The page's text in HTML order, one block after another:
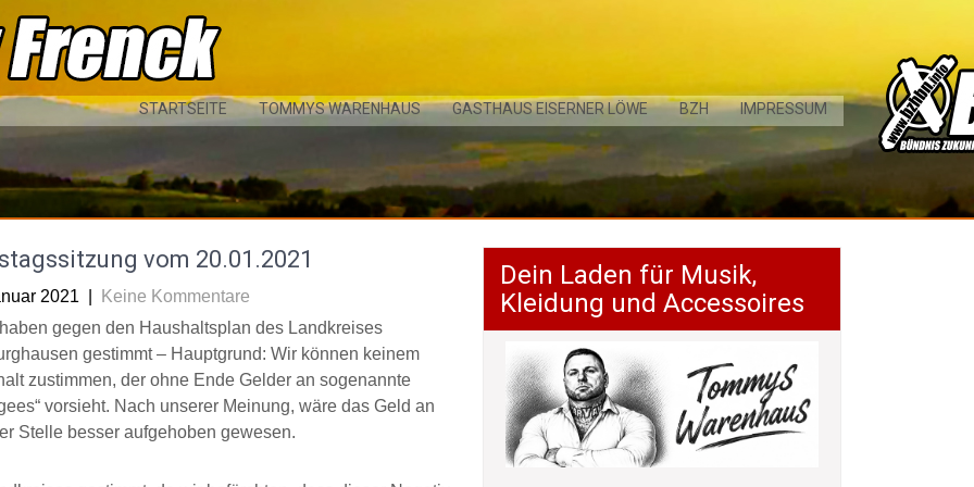
STARTSEITE TOMMYS WARENHAUS GASTHAUS EISERNER LÖWE BZH IMPRESSUM
vom 20.01.2021
2021
Keine Kommentare
gegen den Haushaltsplan des Landkreises
gestimmt – Hauptgrund: Wir können keinem
zustimmen, der ohne Ende Gelder an sogenannte
vorsieht. Nach unserer Meinung, wäre das Geld an
Stelle besser aufgehoben gewesen.
Dein Laden für Musik,
Kleidung und Accessoires